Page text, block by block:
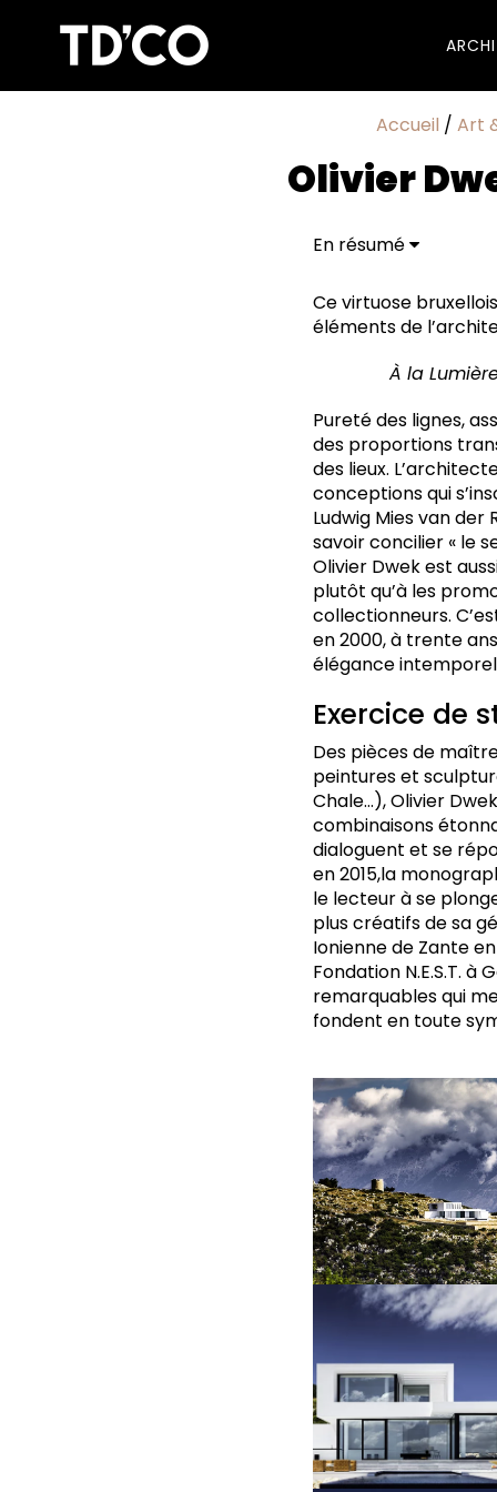
Accueil / Art
Olivier
En résumé
Ce virtuose
éléments de
À la
Pureté des lignes,
des proportions
des lieux.
conceptions qui
Ludwig Mies van der
savoir concilier « le
Olivier Dwek est
plutôt qu’à les
collectionneurs.
en 2000, à trente
élégance
Exercice de
Des pièces de
peintures et
Chale…), Olivier
combinaisons
dialoguent et se
en 2015,la
le lecteur à se
plus créatifs de sa
Ionienne de Zante
Fondation N.E.S.T.
remarquables qui
fondent en toute